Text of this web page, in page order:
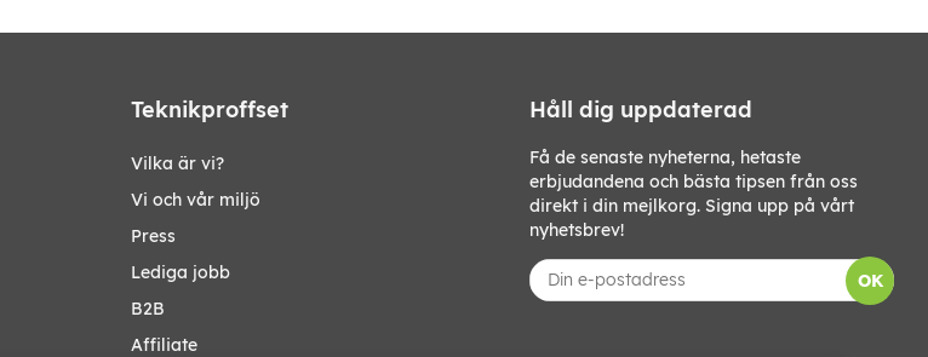
Teknikproffset
Vilka är vi?
Vi och vår miljö
Press
Lediga jobb
B2B
Affiliate
Håll dig uppdaterad
Få de senaste nyheterna, hetaste
erbjudandena och bästa tipsen från oss
direkt i din mejlkorg. Signa upp på vårt
nyhetsbrev!
OK